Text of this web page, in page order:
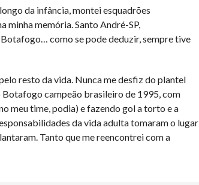
da infância, montei esquadrões
minha memória. Santo André-SP,
como se pode deduzir, sempre tive
resto da vida. Nunca me desfiz do plantel
campeão brasileiro de 1995, com
meu time, podia) e fazendo gol a torto e a
da vida adulta tomaram o lugar
Tanto que me reencontrei com a